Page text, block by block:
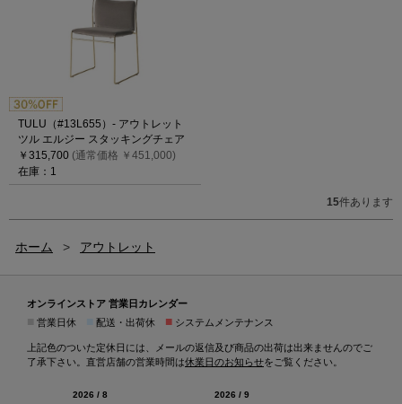
TULU（#13L655）- アウトレット
ツル エルジー スタッキングチェア
￥315,700 (通常価格 ￥451,000)
在庫：1
15件あります
ホーム > アウトレット
オンラインストア 営業日カレンダー
営業日休 配送・出荷休 ■ システムメンテナンス
上記色のついた定休日には、メールの返信及び商品の出荷は出来ませんのでご
了承下さい。直営店舗の営業時間は休業日のお知らせをご覧ください。
2026 / 8
2026 / 9